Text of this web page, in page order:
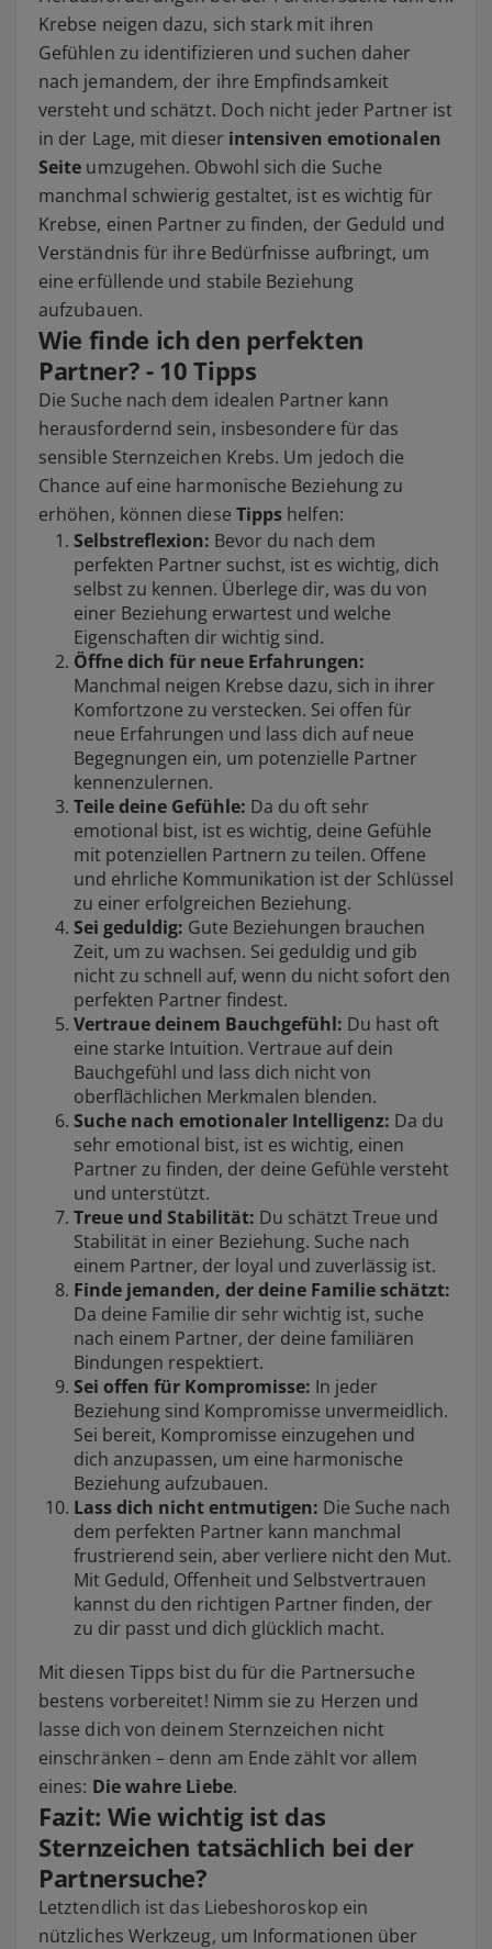
Krebse neigen dazu, sich stark mit ihren
Gefühlen zu identifizieren und suchen daher
nach jemandem, der ihre Empfindsamkeit
versteht und schätzt. Doch nicht jeder Partner ist
in der Lage, mit dieser intensiven emotionalen
Seite umzugehen. Obwohl sich die Suche
manchmal schwierig gestaltet, ist es wichtig für
Krebse, einen Partner zu finden, der Geduld und
Verständnis für ihre Bedürfnisse aufbringt, um
eine erfüllende und stabile Beziehung
aufzubauen.
Wie finde ich den perfekten
Partner? - 10 Tipps
Die Suche nach dem idealen Partner kann
herausfordernd sein, insbesondere für das
sensible Sternzeichen Krebs. Um jedoch die
Chance auf eine harmonische Beziehung zu
erhöhen, können diese Tipps helfen:
Selbstreflexion: Bevor du nach dem
perfekten Partner suchst, ist es wichtig, dich
selbst zu kennen. Überlege dir, was du von
einer Beziehung erwartest und welche
Eigenschaften dir wichtig sind.
Öffne dich für neue Erfahrungen:
Manchmal neigen Krebse dazu, sich in ihrer
Komfortzone zu verstecken. Sei offen für
neue Erfahrungen und lass dich auf neue
Begegnungen ein, um potenzielle Partner
kennenzulernen.
Teile deine Gefühle: Da du oft sehr
emotional bist, ist es wichtig, deine Gefühle
mit potenziellen Partnern zu teilen. Offene
und ehrliche Kommunikation ist der Schlüssel
zu einer erfolgreichen Beziehung.
Sei geduldig: Gute Beziehungen brauchen
Zeit, um zu wachsen. Sei geduldig und gib
nicht zu schnell auf, wenn du nicht sofort den
perfekten Partner findest.
Vertraue deinem Bauchgefühl: Du hast oft
eine starke Intuition. Vertraue auf dein
Bauchgefühl und lass dich nicht von
oberflächlichen Merkmalen blenden.
Suche nach emotionaler Intelligenz: Da du
sehr emotional bist, ist es wichtig, einen
Partner zu finden, der deine Gefühle versteht
und unterstützt.
Treue und Stabilität: Du schätzt Treue und
Stabilität in einer Beziehung. Suche nach
einem Partner, der loyal und zuverlässig ist.
Finde jemanden, der deine Familie schätzt:
Da deine Familie dir sehr wichtig ist, suche
nach einem Partner, der deine familiären
Bindungen respektiert.
Sei offen für Kompromisse: In jeder
Beziehung sind Kompromisse unvermeidlich.
Sei bereit, Kompromisse einzugehen und
dich anzupassen, um eine harmonische
Beziehung aufzubauen.
Lass dich nicht entmutigen: Die Suche nach
dem perfekten Partner kann manchmal
frustrierend sein, aber verliere nicht den Mut.
Mit Geduld, Offenheit und Selbstvertrauen
kannst du den richtigen Partner finden, der
zu dir passt und dich glücklich macht.
Mit diesen Tipps bist du für die Partnersuche
bestens vorbereitet! Nimm sie zu Herzen und
lasse dich von deinem Sternzeichen nicht
einschränken – denn am Ende zählt vor allem
eines: Die wahre Liebe.
Fazit: Wie wichtig ist das
Sternzeichen tatsächlich bei der
Partnersuche?
Letztendlich ist das Liebeshoroskop ein
nützliches Werkzeug, um Informationen über